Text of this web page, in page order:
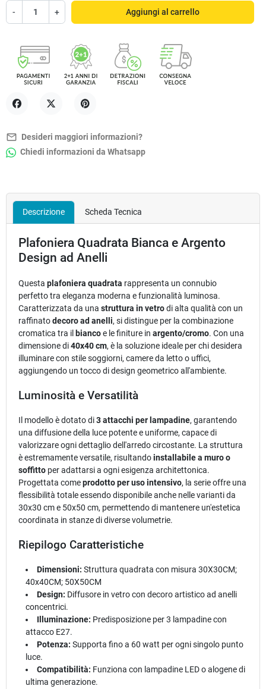
- + Aggiungi al carrello
mail_outline Desideri maggiori informazioni?
Chiedi informazioni da Whatsapp
Descrizione Scheda Tecnica
Plafoniera Quadrata Bianca e Argento
Design ad Anelli
Questa plafoniera quadrata rappresenta un connubio
perfetto tra eleganza moderna e funzionalità luminosa.
Caratterizzata da una struttura in vetrodi alta qualità con un
raffinatodecoro ad anelli, si distingue per la combinazione
cromatica tra il biancoe le finiture in argento/cromo. Con una
dimensione di40x40 cm, è la soluzione ideale per chi desidera
illuminare con stile soggiorni, camere da letto o uffici,
aggiungendo un tocco di design geometrico all'ambiente.
Luminosità e Versatilità
Il modello è dotato di3 attacchi per lampadine, garantendo
una diffusione della luce potente e uniforme, capace di
valorizzare ogni dettaglio dell'arredo circostante. La struttura
è estremamente versatile, risultandoinstallabile a muro o
soffitto per adattarsi a ogni esigenza architettonica.
Progettata comeprodotto per uso intensivo, la serie offre una
flessibilità totale essendo disponibile anche nelle varianti da
30x30 cm e 50x50 cm, permettendo di mantenere un'estetica
coordinata in stanze di diverse volumetrie.
Riepilogo Caratteristiche
Dimensioni: Struttura quadrata con misura 30X30CM;
40x40CM; 50X50CM
Design: Diffusore in vetro con decoro artistico ad anelli
concentrici.
Illuminazione: Predisposizione per 3 lampadine con
attacco E27.
Potenza: Supporta fino a 60 watt per ogni singolo punto
luce.
Compatibilità: Funziona con lampadine LED o alogene di
ultima generazione.